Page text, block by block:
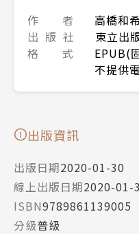
作 者
高橋和希
出 版 社
東立出
格 式
EPUB(
不提供
出版資訊
出版日期2020-01-30
線上出版日期2020-01-
ISBN9789861139005
分級普級